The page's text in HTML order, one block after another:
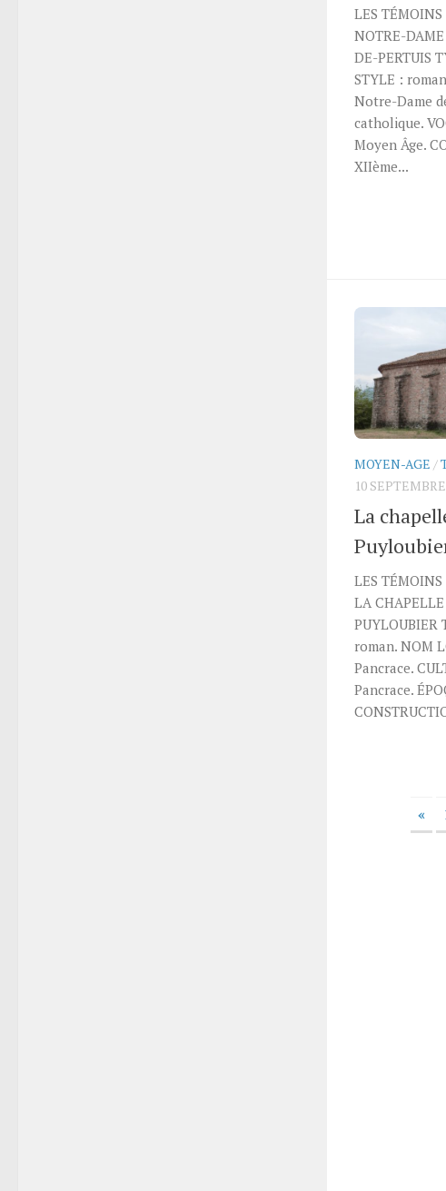
LES TÉMOINS
NOTRE-
DE-PERTUIS
STYLE :
Notre-Dame
catholique.
Moyen Âge.
XIIème...
MOYEN-AGE /
10
La
LES
LA
PUYLOUBIER
roman. NOM
Pancrace.
Pancrace.
«